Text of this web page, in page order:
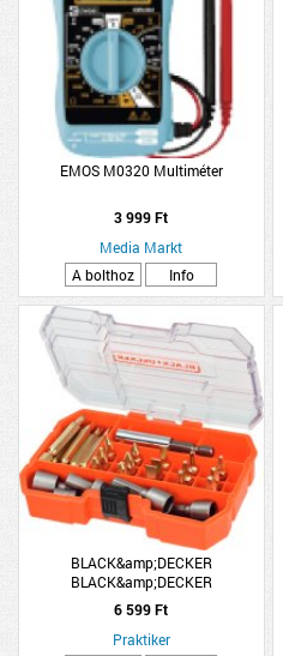
EMOS M0320 Multiméter
3 999 Ft
Media Markt
A bolthoz
Info
BLACK&amp;DECKER
BLACK&amp;DECKER
CSAVAROZÓHEGY ÉS DUGÓKULCS
KÉSZLET 32 DARABOS
6 599 Ft
Praktiker